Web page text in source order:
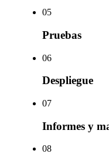
05
Pruebas
06
Despliegue
07
Informes y
08